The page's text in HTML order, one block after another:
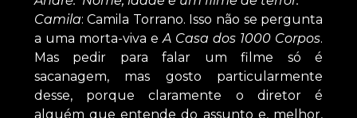
Camila: Camila Torrano. Isso não se pergunta
a uma morta-viva eA Casa dos 1000 Corpos.
Mas pedir para falar um filme só é
sacanagem, mas gosto particularmente
desse, porque claramente o diretor é
alguém que entende do assunto e, melhor,